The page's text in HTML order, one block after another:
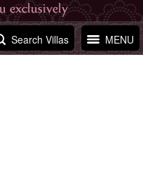
MENU
Search Villas